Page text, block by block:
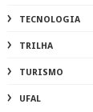
TECNOLOGIA
TRILHA
TURISMO
UFAL